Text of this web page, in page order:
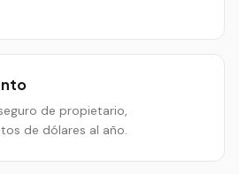
de propietario,
de dólares al año.